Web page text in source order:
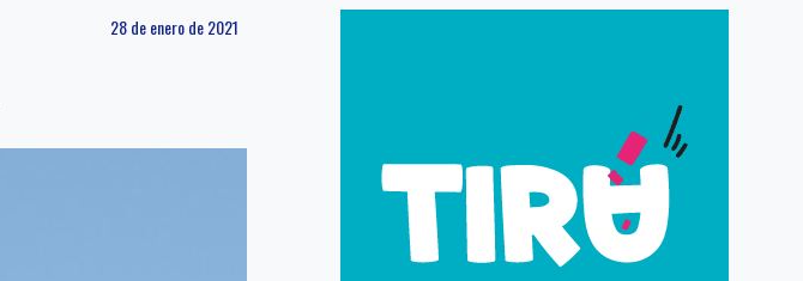
28 de enero de 2021